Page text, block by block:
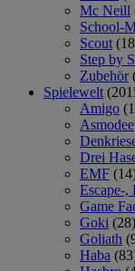
Mc Neill
School-
Scout
Step by
Zubehör
Spielewelt
Amigo
Asmodee
Drei
EMF
Escape-
Game
Goki (28)
Goliath
Haba